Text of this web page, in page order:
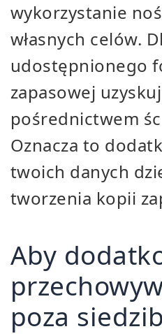
wykorzystanie
własnych celów.
udostępnionego
zapasowej
pośrednictwem
Oznacza to
twoich danych
tworzenia kopii
Aby
poza